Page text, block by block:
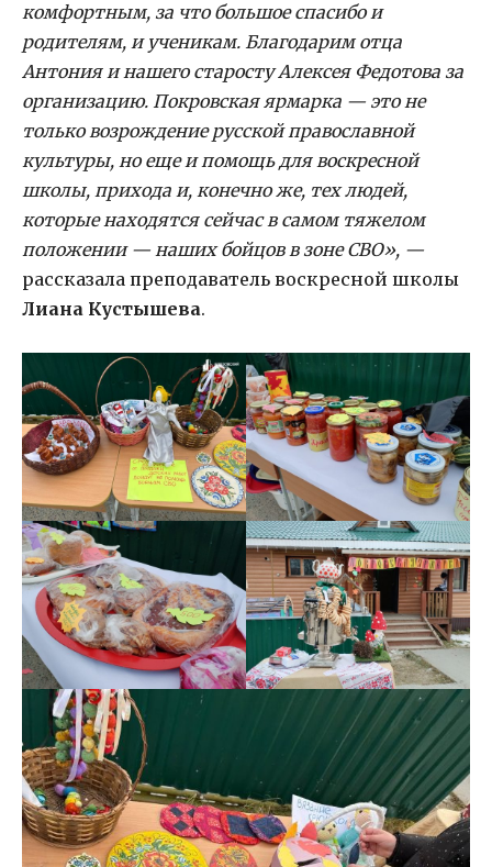
комфортным, за что большое спасибо и
родителям, и ученикам. Благодарим отца
Антония и нашего старосту Алексея Федотова за
организацию. Покровская ярмарка — это не
только возрождение русской православной
культуры, но еще и помощь для воскресной
школы, прихода и, конечно же, тех людей,
которые находятся сейчас в самом тяжелом
положении — наших бойцов в зоне СВО», —
рассказала преподаватель воскресной школы
Лиана Кустышева.